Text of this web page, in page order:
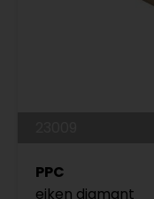
PPC
eiken diamant